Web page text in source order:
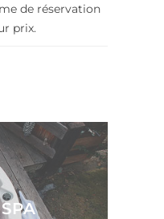
de réservation
prix.